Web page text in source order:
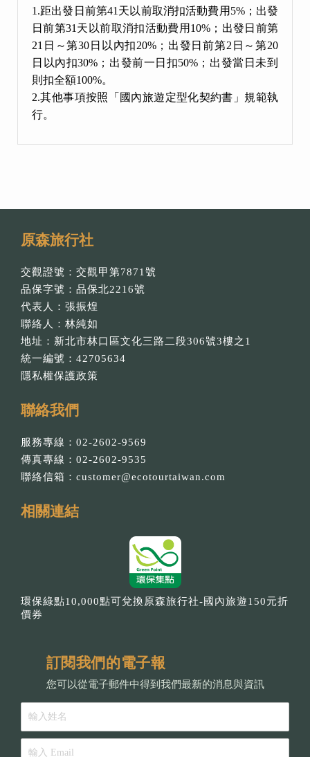
1.距出發日前第41天以前取消扣活動費用5%；出發
日前第31天以前取消扣活動費用10%；出發日前第
21日～第30日以內扣20%；出發日前第2日～第20
日以內扣30%；出發前一日扣50%；出發當日未到
則扣全額100%。
2.其他事項按照「國內旅遊定型化契約書」規範執
行。
原森旅行社
交觀證號：交觀甲第7871號
品保字號：品保北2216號
代表人：張振煌
聯絡人：林純如
地址：新北市林口區文化三路二段306號3樓之1
統一編號：42705634
隱私權保護政策
聯絡我們
服務專線：02-2602-9569
傳真專線：02-2602-9535
聯絡信箱： customer@ecotourtaiwan.com
相關連結
環保綠點10,000點可兌換原森旅行社-國內旅遊150元折
價券
訂閱我們的電子報
您可以從電子郵件中得到我們最新的消息與資訊